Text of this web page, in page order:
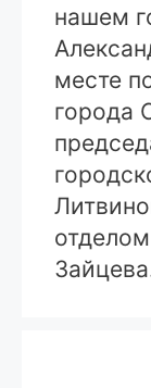
нашем
месте
города